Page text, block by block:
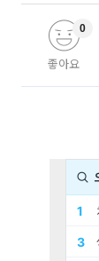
좋아요
0